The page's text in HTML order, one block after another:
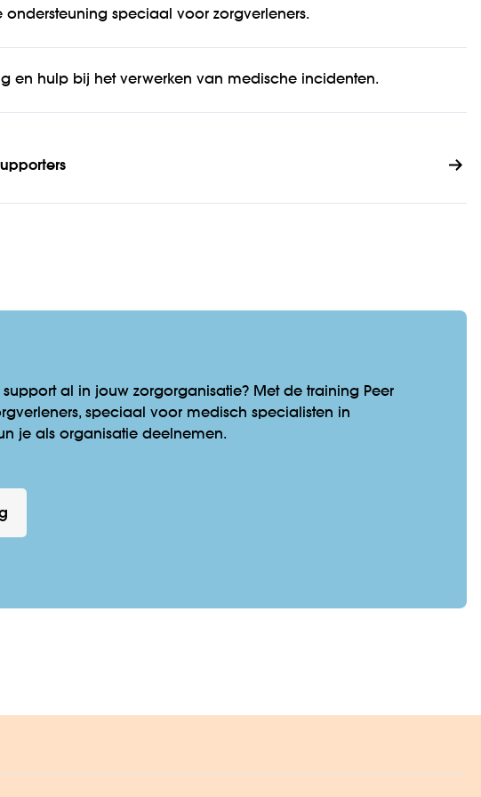
ondersteuning speciaal voor zorgverleners.
en hulp bij het verwerken van medische incidenten.
support al in jouw zorg­organisatie? Met de training Peer
speciaal voor medisch specialisten in
je als organisatie deelnemen.